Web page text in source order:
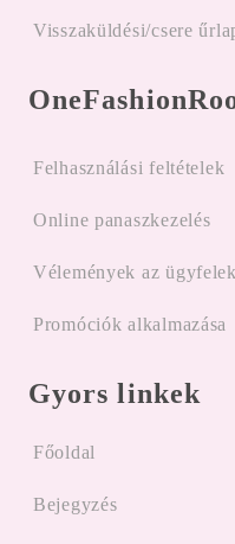
Visszaküldési/csere
Felhasználási feltételek
Online panaszkezelés
Vélemények az
Promóciók alkalmazása
Gyors linkek
Főoldal
Bejegyzés